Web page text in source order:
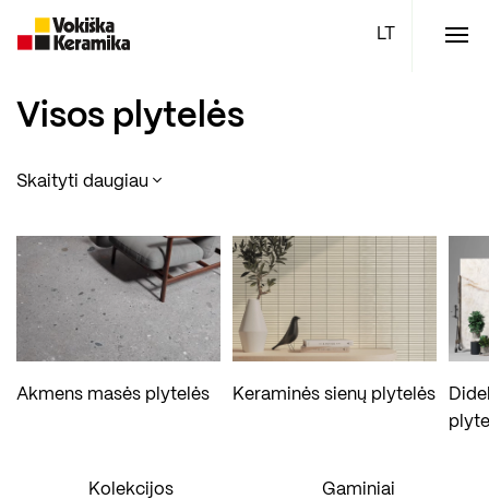
Visos plytelės
Skaityti daugiau
Akmens masės plytelės Keraminės sienų plytelės
Kolekcijos Gaminiai
Meniu
Plytelės
Specialūs pasiūlymai TOP